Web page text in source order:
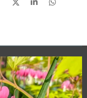
D
S
D